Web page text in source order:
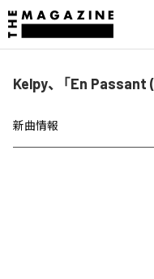
Kelpy、「En
新曲情報